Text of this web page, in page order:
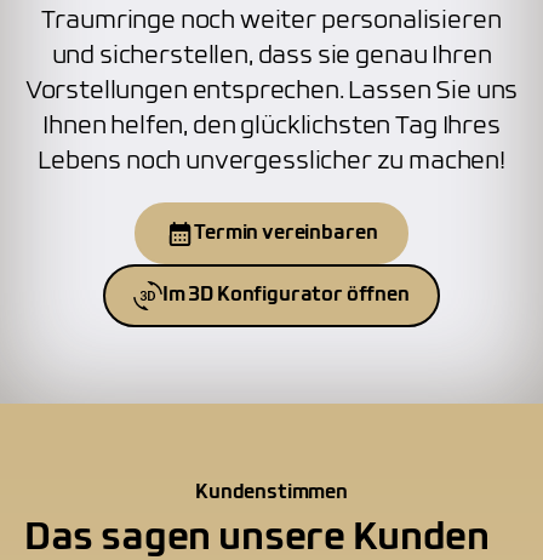
Traumringe noch weiter personalisieren
und sicherstellen, dass sie genau Ihren
Vorstellungen entsprechen. Lassen Sie uns
Ihnen helfen, den glücklichsten Tag Ihres
Lebens noch unvergesslicher zu machen!
Termin vereinbaren
Im 3D Konfigurator öffnen
Kundenstimmen
Das sagen unsere Kunden